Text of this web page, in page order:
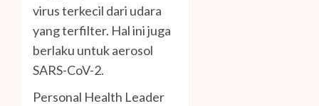
virus terkecil dari udara
yang terfilter. Hal ini juga
berlaku untuk aerosol
SARS-CoV-2.
Personal Health Leader